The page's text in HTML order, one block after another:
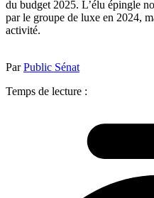
du budget 2025. L’élu épingle
par le groupe de luxe en 2024,
activité.
ParPublic Sénat
Temps de lecture :